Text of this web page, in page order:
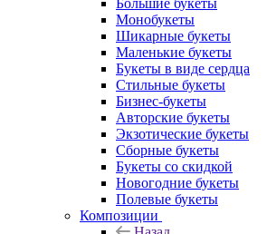
Большие букеты
Монобукеты
Шикарные букеты
Маленькие букеты
Букеты в виде сердца
Стильные букеты
Бизнес-букеты
Авторские букеты
Экзотические букеты
Сборные букеты
Букеты со скидкой
Новогодние букеты
Полевые букеты
Композиции